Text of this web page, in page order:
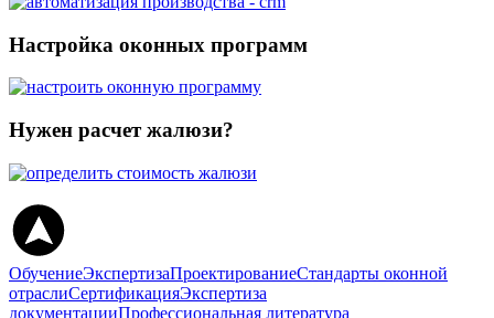
Настройка оконных программ
Нужен расчет жалюзи?
ОбучениеЭкспертизаПроектированиеСтандарты оконной
отраслиСертификацияЭкспертиза
документацииПрофессиональная литература